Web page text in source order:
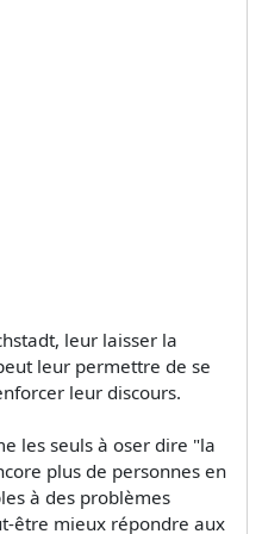
leur laisser la
leur permettre de se
leur discours.
les seuls à oser dire "la
plus de personnes en
à des problèmes
être mieux répondre aux